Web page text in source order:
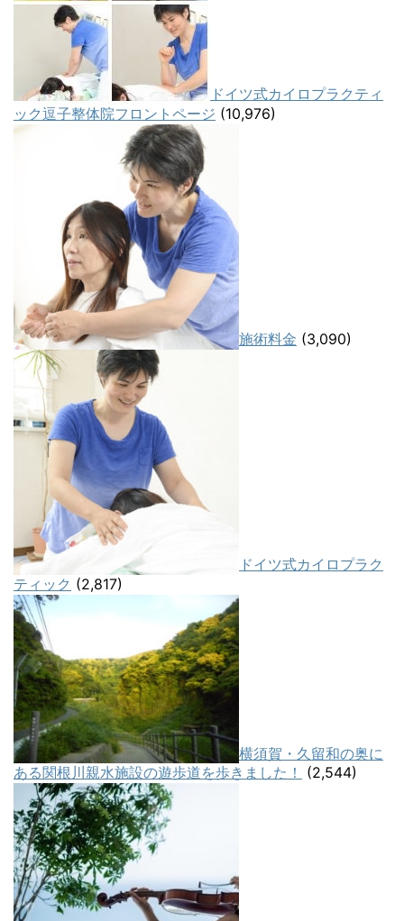
ドイツ式カイロプラクティ
ック逗子整体院フロントページ (10,976)
施術料金 (3,090)
ドイツ式カイロプラク
ティック (2,817)
横須賀・久留和の奥に
ある関根川親水施設の遊歩道を歩きました！
(2,544)